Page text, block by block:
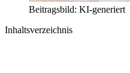
Beitragsbild: KI-generiert
Inhaltsverzeichnis